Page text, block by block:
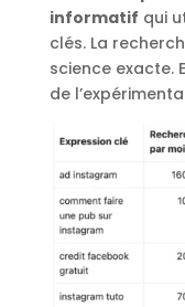
informatif qui
clés. La
science exacte.
de